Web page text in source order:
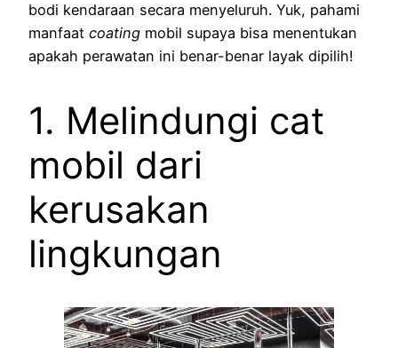
bodi kendaraan secara menyeluruh. Yuk, pahami
manfaat coating mobil supaya bisa menentukan
apakah perawatan ini benar-benar layak dipilih!
1. Melindungi cat
mobil dari
kerusakan
lingkungan